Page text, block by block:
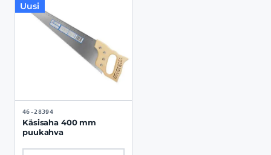
Uusi
46-28394
Käsisaha 400 mm
puukahva